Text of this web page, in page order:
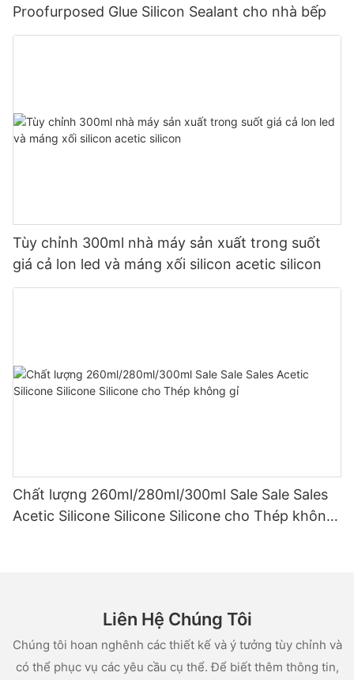
Proofurposed Glue Silicon Sealant cho nhà bếp
Tùy chỉnh 300ml nhà máy sản xuất trong suốt
giá cả lon led và máng xối silicon acetic silicon
Chất lượng 260ml/280ml/300ml Sale Sale Sales
Acetic Silicone Silicone Silicone cho Thép không
Liên Hệ Chúng Tôi
Chúng tôi hoan nghênh các thiết kế và ý tưởng tùy chỉnh và
có thể phục vụ các yêu cầu cụ thể. Để biết thêm thông tin,